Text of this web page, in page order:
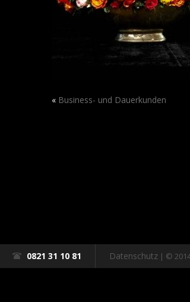
« Business- und Dauerkunden
0821 31 10 81 Datenschutz | ©